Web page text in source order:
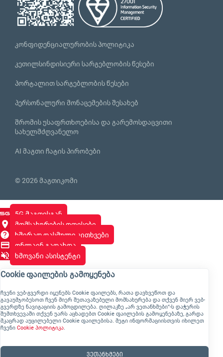
კონფიდენციალურობის პოლიტიკა
კეთილსინდისიერი სარგებლობის წესები
პორტალით სარგებლობის წესები
პერსონალური მონაცემების შესახებ
შრომის უსაფრთხოებისა და გარემოსდაცვითი
სახელმძღვანელო
AI მაგთი ჩატის პირობები
© 2026 მაგთიკომი
5G მაგთისგან
მომსახურების ოფისები
ხშირად დასმული კითხვები
ონლაინ გადახდა
ხმოვანი ასისტენტი
Cookie ფაილების გამოყენება
ჩვენი ვებ-გვერდი იყენებს Cookie ფაილებს, რათა დავხვეწოთ და
გავაუმჯობესოთ ჩვენ მიერ შეთავაზებული მომსახურება და თქვენ მიერ ვებ-
გვერდზე ნავიგაციის გამოცდილება. ღილაკზე „არ ვეთანხმები“-ს დაჭერის
შემთხვევაში თქვენ უარს აცხადებთ Cookie ფაილების გამოყენებაზე, გარდა
მკაცრად აუცილებელი Cookie ფაილებისა. მეტი ინფორმაციისთვის იხილეთ
ჩვენი Cookie პოლიტიკა.
ვეთანხმები